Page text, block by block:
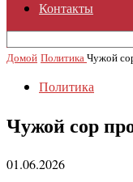
Контакты
Домой ПолитикаЧужой
Политика
Чужой сор
01.06.2026